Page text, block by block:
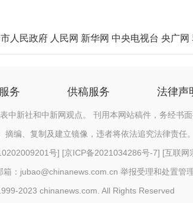
人民政府 人民网 新华网 中央电视台 央广网
务 供稿服务 法律声
中新社和中新网观点。 刊用本网站稿件，务经书面
摘编、复制及建立镜像，违者将依法追究法律责任。
号] [京ICP备2021034286号-7] [互联网
：jubao@chinanews.com.cn 举报受理和处置管
2023 chinanews.com. All Rights Reserved